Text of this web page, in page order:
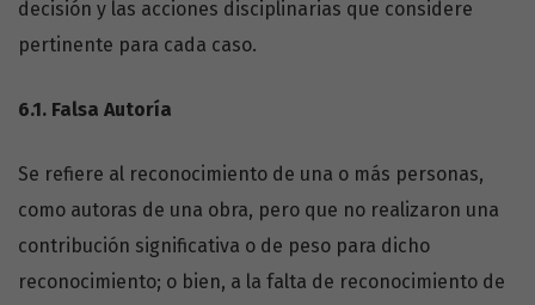
decisión y las acciones disciplinarias que considere
pertinente para cada caso.
6.1. Falsa Autoría
Se refiere al reconocimiento de una o más personas,
como autoras de una obra, pero que no realizaron una
contribución significativa o de peso para dicho
reconocimiento; o bien, a la falta de reconocimiento de